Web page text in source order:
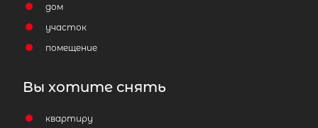
дом
участок
помещение
Вы хотите снять
квартиру